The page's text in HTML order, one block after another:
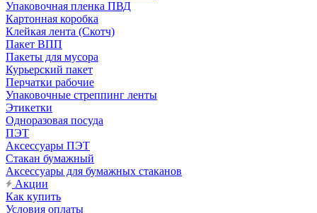
Упаковочная пленка ПВД
Картонная коробка
Клейкая лента (Скотч)
Пакет ВПП
Пакеты для мусора
Курьерский пакет
Перчатки рабочие
Упаковочные стреппинг ленты
Этикетки
Одноразовая посуда
ПЭТ
Аксессуары ПЭТ
Стакан бумажный
Аксессуары для бумажных стаканов
Акции
Как купить
Условия оплаты